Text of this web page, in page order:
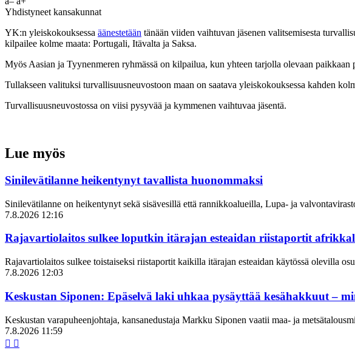
Yhdistyneet kansakunnat
YK:n yleiskokouksessa äänestetään tänään viiden vaihtuvan jäsenen valitsemisesta
kilpailee kolme maata: Portugali, Itävalta ja Saksa.
Myös Aasian ja Tyynenmeren ryhmässä on kilpailua, kun yhteen tarjolla olevaan
Tullakseen valituksi turvallisuusneuvostoon maan on saatava yleiskokouksessa kahden
Turvallisuusneuvostossa on viisi pysyvää ja kymmenen vaihtuvaa jäsentä.
Lue myös
Sinilevätilanne heikentynyt tavallista huonommaksi
Sinilevätilanne on heikentynyt sekä sisävesillä että rannikkoalueilla, Lupa- ja
7.8.2026 12:16
Rajavartiolaitos sulkee loputkin itärajan esteaidan riistaportit
Rajavartiolaitos sulkee toistaiseksi riistaportit kaikilla itärajan esteaidan käytössä olevilla
7.8.2026 12:03
Keskustan Siponen: Epäselvä laki uhkaa pysäyttää kesähakkuut –
Keskustan varapuheenjohtaja, kansanedustaja Markku Siponen vaatii maa- ja
7.8.2026 11:59